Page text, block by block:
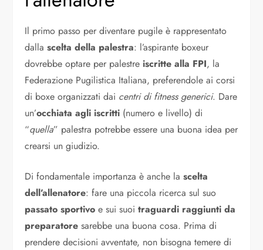
Il primo passo per diventare pugile è rappresentato
dallascelta della palestra: l’aspirante boxeur
dovrebbe optare per palestre iscritte alla FPI, la
Federazione Pugilistica Italiana, preferendole ai corsi
di boxe organizzati dai centri di fitness generici. Dare
un’occhiata agli iscritti (numero e livello) di
“quella” palestra potrebbe essere una buona idea per
crearsi un giudizio.
Di fondamentale importanza è anche lascelta
dell’allenatore: fare una piccola ricerca sul suo
passato sportivo e sui suoitraguardi raggiunti da
preparatore sarebbe una buona cosa. Prima di
prendere decisioni avventate, non bisogna temere di